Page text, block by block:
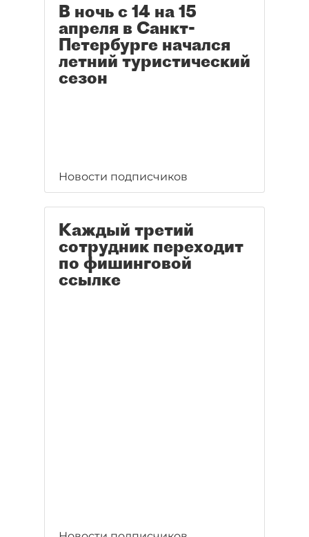
В ночь с 14 на 15
апреля в Санкт-
Петербурге начался
летний туристический
сезон
Новости подписчиков
Каждый третий
сотрудник переходит
по фишинговой
ссылке